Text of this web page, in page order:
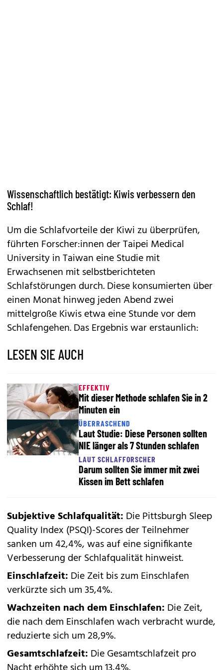
Wissenschaftlich bestätigt: Kiwis verbessern den
Schlaf!
Um die Schlafvorteile der Kiwi zu überprüfen,
führten Forscher:innen der Taipei Medical
University in Taiwan eine Studie mit
Erwachsenen mit selbstberichteten
Schlafstörungen durch. Diese konsumierten über
einen Monat hinweg jeden Abend zwei
mittelgroße Kiwis etwa eine Stunde vor dem
Schlafengehen. Das Ergebnis war erstaunlich:
LESEN SIE AUCH
EFFEKTIV
Mit dieser Methode schlafen Sie in 2
Minuten ein
ÜBERRASCHEND
Laut Studie: Diese Personen sollten
NIE länger als 7 Stunden schlafen
LAUT SCHLAFFORSCHER
Darum sollten Sie immer mit zwei
Kissen im Bett schlafen
Subjektive Schlafqualität: Die Pittsburgh Sleep
Quality Index (PSQI)-Scores der Teilnehmer
sanken um 42,4%, was auf eine signifikante
Verbesserung der Schlafqualität hinweist.
Einschlafzeit: Die Zeit bis zum Einschlafen
verkürzte sich um 35,4%.
Wachzeiten nach dem Einschlafen: Die Zeit,
die nach dem Einschlafen wach verbracht wurde,
reduzierte sich um 28,9%.
Gesamtschlafzeit: Die Gesamtschlafzeit pro